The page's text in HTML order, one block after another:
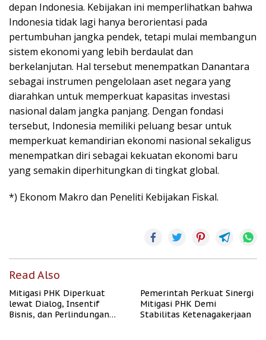
depan Indonesia. Kebijakan ini memperlihatkan bahwa
Indonesia tidak lagi hanya berorientasi pada
pertumbuhan jangka pendek, tetapi mulai membangun
sistem ekonomi yang lebih berdaulat dan
berkelanjutan. Hal tersebut menempatkan Danantara
sebagai instrumen pengelolaan aset negara yang
diarahkan untuk memperkuat kapasitas investasi
nasional dalam jangka panjang. Dengan fondasi
tersebut, Indonesia memiliki peluang besar untuk
memperkuat kemandirian ekonomi nasional sekaligus
menempatkan diri sebagai kekuatan ekonomi baru
yang semakin diperhitungkan di tingkat global.
*) Ekonom Makro dan Peneliti Kebijakan Fiskal.
Read Also
Mitigasi PHK Diperkuat
lewat Dialog, Insentif
Bisnis, dan Perlindungan
Pemerintah Perkuat Sinergi
Mitigasi PHK Demi
Stabilitas Ketenagakerjaan